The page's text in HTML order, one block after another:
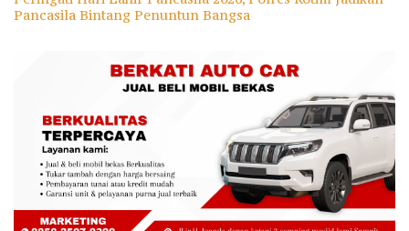
Pancasila Bintang Penuntun Bangsa